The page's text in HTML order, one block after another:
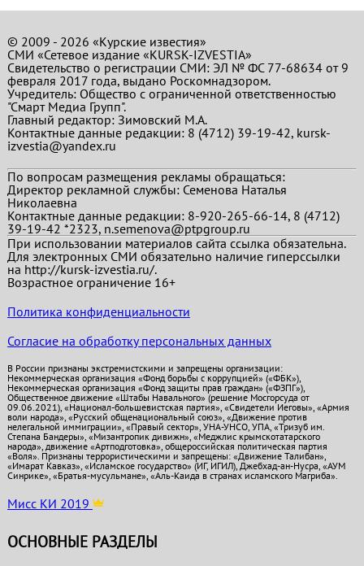
© 2009 - 2026 «Курские известия»
СМИ «Сетевое издание «KURSK-IZVESTIA»
Свидетельство о регистрации СМИ: ЭЛ № ФС 77-68634 от 9
февраля 2017 года, выдано Роскомнадзором.
Учредитель: Общество с ограниченной ответственностью
"Смарт Медиа Групп".
Главный редактор:Зимовский М.А.
Контактные данные редакции: 8 (4712) 39-19-42, kursk-
izvestia@yandex.ru
По вопросам размещения рекламы обращаться:
Директор рекламной службы: Семенова Наталья
Николаевна
Контактные данные редакции: 8-920-265-66-14, 8 (4712)
39-19-42 *2323, n.semenova@ptpgroup.ru
При использовании материалов сайта ссылка обязательна.
Для электронных СМИ обязательно наличие гиперссылки
на http://kursk-izvestia.ru/.
Возрастное ограничение 16+
Политика конфиденциальности
Согласие на обработку персональных данных
В России признаны экстремистскими и запрещены организации:
Некоммерческая организация «Фонд борьбы с коррупцией» («ФБК»),
Некоммерческая организация «Фонд защиты прав граждан» («ФЗПГ»),
Общественное движение «Штабы Навального» (решение Мосгорсуда от
09.06.2021), «Национал-большевистская партия», «Свидетели Иеговы», «Армия
воли народа», «Русский общенациональный союз», «Движение против
нелегальной иммиграции», «Правый сектор», УНА-УНСО, УПА, «Тризуб им.
Степана Бандеры», «Мизантропик дивижн», «Меджлис крымскотатарского
народа», движение «Артподготовка», общероссийская политическая партия
«Воля». Признаны террористическими и запрещены: «Движение Талибан»,
«Имарат Кавказ», «Исламское государство» (ИГ, ИГИЛ), Джебхад-ан-Нусра, «АУМ
Синрике», «Братья-мусульмане», «Аль-Каида в странах исламского Магриба».
Мисс КИ 2019
ОСНОВНЫЕ РАЗДЕЛЫ